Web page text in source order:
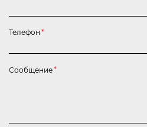
Телефон *
Сообщение*